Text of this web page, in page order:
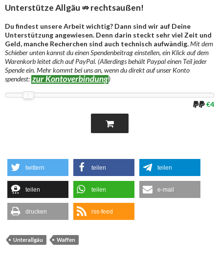
Unterstütze Allgäu ⇏ rechtsaußen!
Du findest unsere Arbeit wichtig? Dann sind wir auf Deine
Unterstützung angewiesen. Denn darin steckt sehr viel Zeit und
Geld, manche Recherchen sind auch technisch aufwändig.Mit dem
Schieber unten kannst du einen Spendenbeitrag einstellen, ein Klick auf dem
Warenkorb leitet dich auf PayPal. (Allerdings behält Paypal einen Teil jeder
Spende ein. Mehr kommt bei uns an, wenn du direkt auf unser Konto
spendest:
)
€4
twittern teilen teilen
teilen teilen e-mail
drucken rss-feed
Unterallgäu Waffen